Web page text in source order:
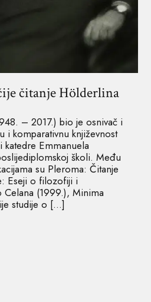
čitanje Hölderlina
– 2017.) bio je osnivač i
i komparativnu književnost
katedre Emmanuela
školi. Među
su Pleroma: Čitanje
Eseji o filozofiji i
Celana (1999.), Minima
studije o […]